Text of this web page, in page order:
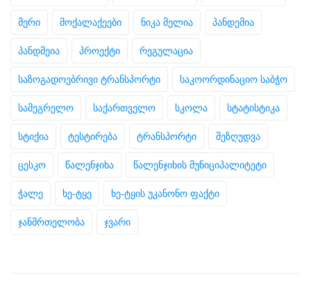
მერი მოქალაქეები ნიკა მელია პანდემია
პანდმეია პროექტი რეგულაცია
საზოგადოებრივი ტრანსპორტი საკოორდინაციო საბჭო
სამეგრელო საქართველო სკოლა სტატისტიკა
სტიქია ტესტირება ტრანსპორტი შეზღუდვა
ცესკო წალენჯიხა წალენჯიხის მუნიციპალიტეტი
ჭალე ხე-ტყე ხე-ტყის უკანონო ფაქტი
ჯანმრთელობა ჯვარი